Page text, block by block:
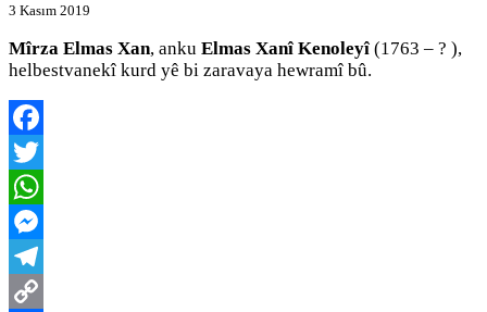
3 Kasım 2019
Mîrza Elmas Xan, anku Elmas Xanî Kenoleyî (1763 – ? ),
helbestvanekî kurd yê bi zaravaya hewramî bû.
Facebook
Twitter
WhatsApp
Messenger
Telegram